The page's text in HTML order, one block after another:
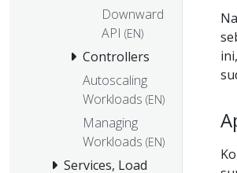
Downward
API (EN)
Controllers
Autoscaling
Workloads (EN)
Managing
Workloads (EN)
Services, Load